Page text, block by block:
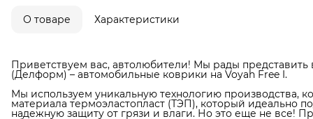
О товаре Характеристики
Приветствуем вас, автолюбители! Мы рады
(Делформ) – автомобильные коврики на Voyah Free I.
Мы используем уникальную технологию производства,
материала термоэластопласт (ТЭП), который идеально
надежную защиту от грязи и влаги. Но это еще не все!